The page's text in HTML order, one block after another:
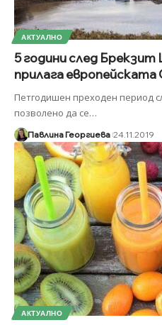
АКТУАЛНО
5 години след
прилага
Петгодишен преходен период
позволено да се…
Павлина Георгиева 24.11.2019
АКТУАЛНО